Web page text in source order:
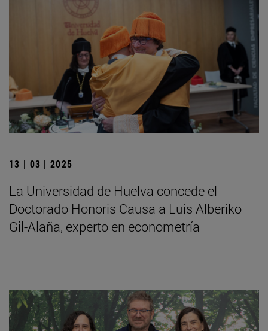
13 | 03 | 2025
La Universidad de Huelva concede el
Doctorado Honoris Causa a Luis Alberiko
Gil-Alaña, experto en econometría